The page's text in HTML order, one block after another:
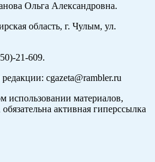
Ольга Александровна.
область, г. Чулым, ул.
21-609.
cgazeta@rambler.ru
использовании материалов,
активная гиперссылка